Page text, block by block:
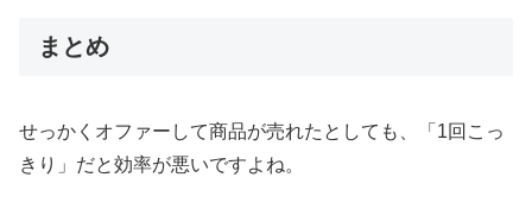
まとめ
せっかくオファーして商品が売れたとしても、「1回こっ
きり」だと効率が悪いですよね。